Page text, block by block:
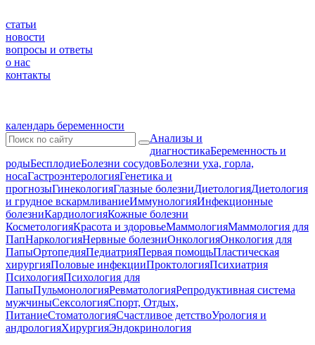
статьи
новости
вопросы и ответы
о нас
контакты
календарь беременности
Анализы и
диагностикаБеременность и
родыБесплодиеБолезни сосудовБолезни уха, горла,
носаГастроэнтерологияГенетика и
прогнозыГинекологияГлазные болезниДиетологияДиетология
и грудное вскармливаниеИммунологияИнфекционные
болезниКардиологияКожные болезни
КосметологияКрасота и здоровьеМаммологияМаммология для
ПапНаркологияНервные болезниОнкологияОнкология для
ПапыОртопедияПедиатрияПервая помощьПластическая
хирургияПоловые инфекцииПроктологияПсихиатрия
ПсихологияПсихология для
ПапыПульмонологияРевматологияРепродуктивная система
мужчиныСексологияСпорт, Отдых,
ПитаниеСтоматологияСчастливое детствоУрология и
андрологияХирургияЭндокринология